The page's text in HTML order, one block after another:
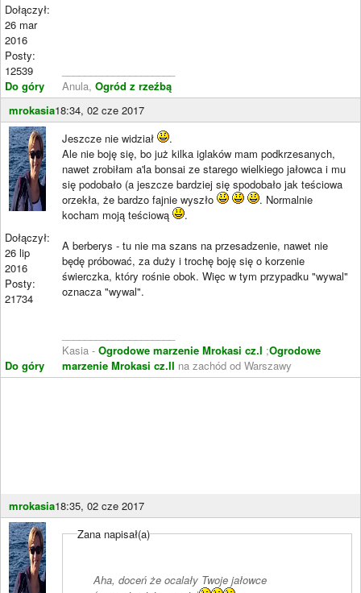
Dołączył:
26 mar
2016
Posty:
12539
Do góry
Anula, Ogród z rzeźbą
mrokasia18:34, 02 cze 2017
Dołączył:
26 lip
2016
Posty:
21734
Do góry
Jeszcze nie widział
.
Ale nie boję się, bo już kilka iglaków mam podkrzesanych,
nawet zrobiłam a'la bonsai ze starego wielkiego jałowca i mu
się podobało (a jeszcze bardziej się spodobało jak teściowa
orzekła, że bardzo fajnie wyszło
. Normalnie
kocham moją teściową
.
A berberys - tu nie ma szans na przesadzenie, nawet nie
będę próbować, za duży i trochę boję się o korzenie
świerczka, który rośnie obok. Więc w tym przypadku "wywal"
oznacza "wywal".
Kasia - Ogrodowe marzenie Mrokasi cz.I ;Ogrodowe
marzenie Mrokasi cz.II na zachód od Warszawy
mrokasia18:35, 02 cze 2017
Zana napisał(a)
Aha, doceń że ocalały Twoje jałowce